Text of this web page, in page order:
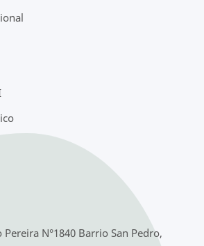
N°1840 Barrio San Pedro,